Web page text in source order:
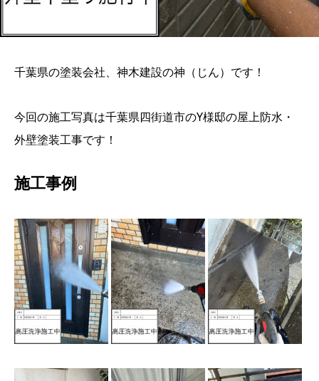
千葉県の塗装会社、神木建設の神（じん）です！
今回の施工写真は千葉県四街道市のY様邸の屋上防水・
外壁塗装工事です！
施工事例